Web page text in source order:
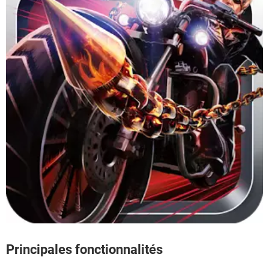
Principales fonctionnalités